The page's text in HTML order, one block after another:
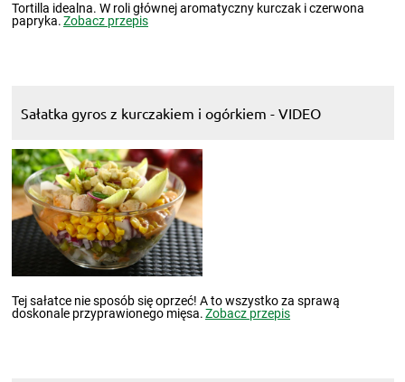
Tortilla idealna. W roli głównej aromatyczny kurczak i czerwona
papryka.Zobacz przepis
Sałatka gyros z kurczakiem i ogórkiem - VIDEO
Tej sałatce nie sposób się oprzeć! A to wszystko za sprawą
doskonale przyprawionego mięsa.Zobacz przepis